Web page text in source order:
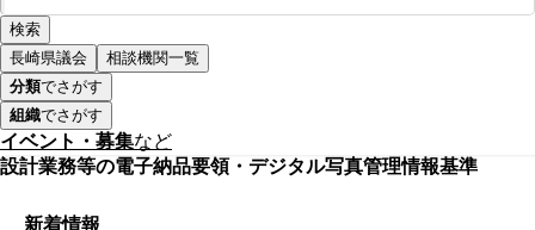
長崎県議会
相談機関一覧
分類でさがす
組織でさがす
イベント・募集など
設計業務等の電子納品要領・デジタル写真管理情報基準
新着情報